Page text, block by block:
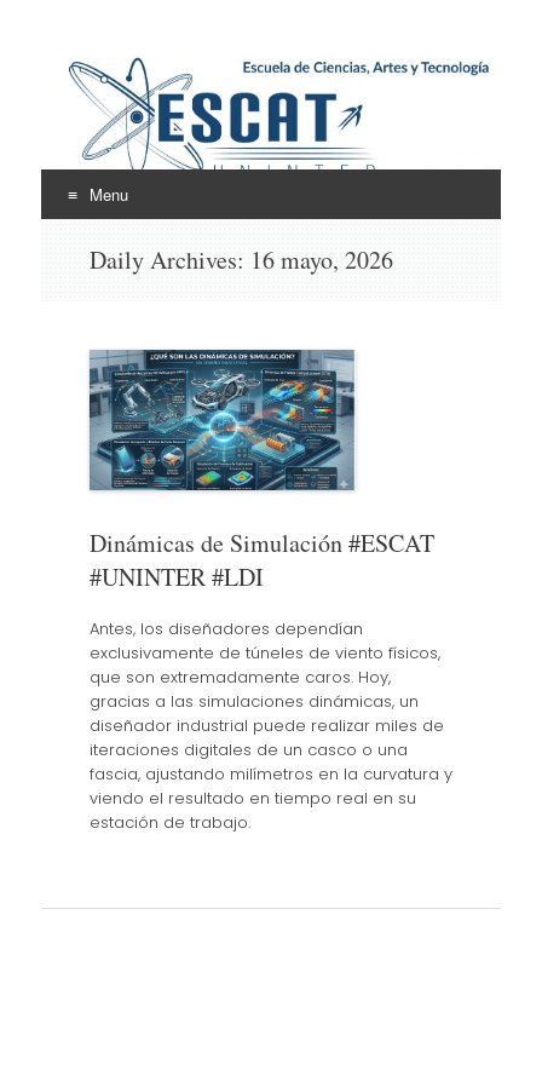
Escuela de Ciencias,
Artes y Tecnología
ESCAT
Menu
Daily Archives: 16 mayo, 2026
Dinámicas de Simulación #ESCAT
#UNINTER #LDI
Antes, los diseñadores dependían
exclusivamente de túneles de viento físicos,
que son extremadamente caros. Hoy,
gracias a las simulaciones dinámicas, un
diseñador industrial puede realizar miles de
iteraciones digitales de un casco o una
fascia, ajustando milímetros en la curvatura y
viendo el resultado en tiempo real en su
estación de trabajo.